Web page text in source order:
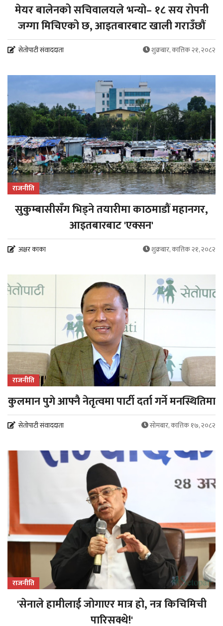
मेयर बालेनको सचिवालयले भन्यो– १८ सय रोपनी
जग्गा मिचिएको छ, आइतबारबाट खाली गराउँछौं
सेतोपाटी संवाददाता शुक्रबार, कात्तिक २१, २०८२
राजनीति
सुकुम्बासीसँग भिड्ने तयारीमा काठमाडौं महानगर,
आइतबारबाट 'एक्सन'
अक्षर काका शुक्रबार, कात्तिक २१, २०८२
राजनीति
कुलमान पुगे आफ्नै नेतृत्वमा पार्टी दर्ता गर्ने मनस्थितिमा
सेतोपाटी संवाददाता सोमबार, कात्तिक १७, २०८२
राजनीति
'सेनाले हामीलाई जोगाएर मात्र हो, नत्र किचिमिची
पारिसक्थे!'